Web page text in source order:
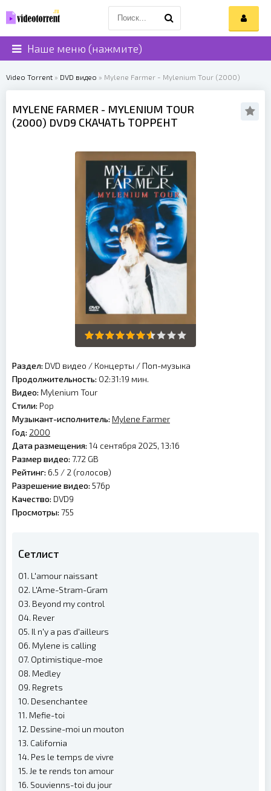
Наше меню (нажмите)
Video Torrent » DVD видео » Mylene Farmer - Mylenium Tour (2000)
MYLENE FARMER - MYLENIUM TOUR
(2000) DVD9 СКАЧАТЬ ТОРРЕНТ
Раздел: DVD видео / Концерты / Поп-музыка
Продолжительность: 02:31:19 мин.
Видео: Mylenium Tour
Стили: Pop
Музыкант-исполнитель: Mylene Farmer
Год: 2000
Дата размещения: 14 сентября 2025, 13:16
Размер видео: 7.72 GB
Рейтинг: 6.5 / 2 (голосов)
Разрешение видео: 576p
Качество: DVD9
Просмотры: 755
Сетлист
01. L'amour naissant
02. L'Ame-Stram-Gram
03. Beyond my control
04. Rever
05. Il n'y a pas d'ailleurs
06. Mylene is calling
07. Optimistique-moe
08. Medley
09. Regrets
10. Desenchantee
11. Mefie-toi
12. Dessine-moi un mouton
13. California
14. Pes le temps de vivre
15. Je te rends ton amour
16. Souvienns-toi du jour